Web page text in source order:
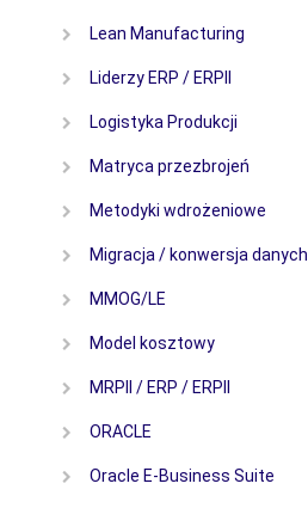
Lean Manufacturing
Liderzy ERP / ERPII
Logistyka Produkcji
Matryca przezbrojeń
Metodyki wdrożeniowe
Migracja / konwersja danych
MMOG/LE
Model kosztowy
MRPII / ERP / ERPII
ORACLE
Oracle E-Business Suite